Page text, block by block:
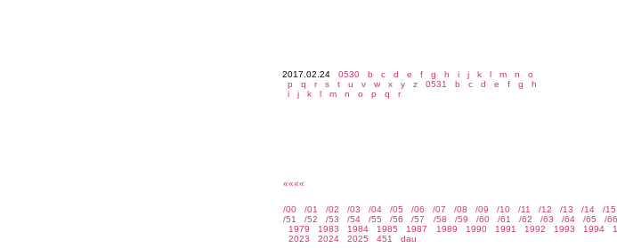
2017.02.24 0530 b c d e f g h i j k l m n
o
p
q r s t u v w x y z 0531 b c d e f g
h
i
j k l m n o p q r
««««